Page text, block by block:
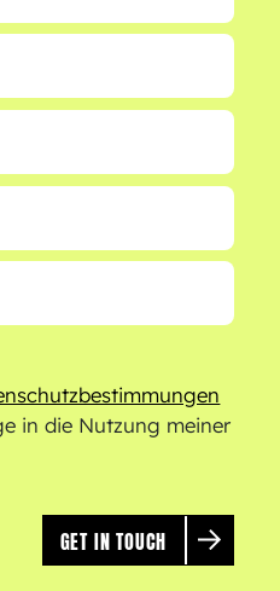
in die Nutzung meiner